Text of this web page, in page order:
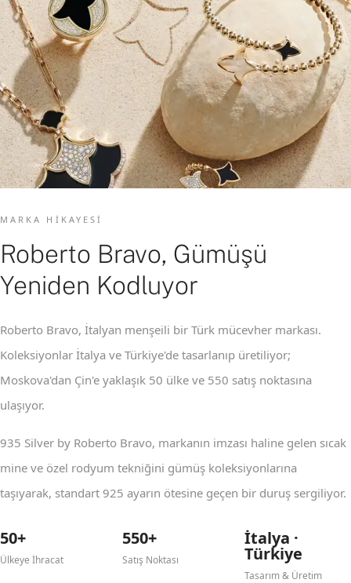
MARKA HIKAYESI
Roberto Bravo, Gümüşü
Yeniden Kodluyor
Roberto Bravo, İtalyan menşeili bir Türk mücevher markası.
Koleksiyonlar İtalya ve Türkiye'de tasarlanıp üretiliyor;
Moskova'dan Çin'e yaklaşık 50 ülke ve 550 satış noktasına
ulaşıyor.
935 Silver by Roberto Bravo, markanın imzası haline gelen sıcak
mine ve özel rodyum tekniğini gümüş koleksiyonlarına
taşıyarak, standart 925 ayarın ötesine geçen bir duruş sergiliyor.
50+
Ülkeye İhracat
550+
Satış Noktası
İtalya ·
Türkiye
Tasarım & Üretim